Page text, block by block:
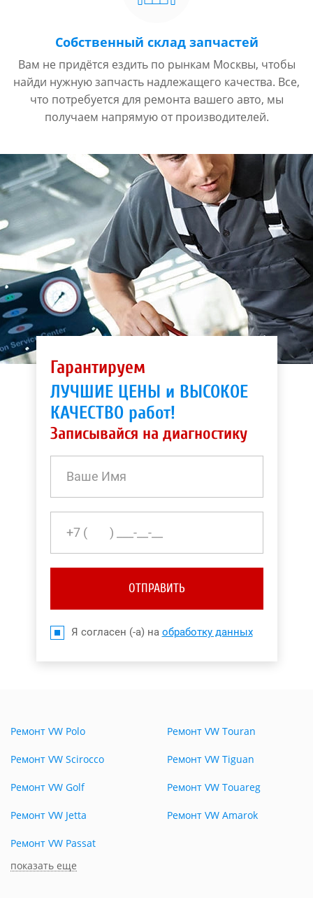
Собственный склад запчастей
Вам не придётся ездить по рынкам Москвы, чтобы
найди нужную запчасть надлежащего качества. Все,
что потребуется для ремонта вашего авто, мы
получаем напрямую от производителей.
Гарантируем
ЛУЧШИЕ ЦЕНЫ и ВЫСОКОЕ
КАЧЕСТВО работ!
Записывайся на диагностику
ОТПРАВИТЬ
Я согласен (-а) на обработку данных
Ремонт VW Polo
Ремонт VW Scirocco
Ремонт VW Golf
Ремонт VW Jetta
Ремонт VW Passat
Ремонт VW Touran
Ремонт VW Tiguan
Ремонт VW Touareg
Ремонт VW Amarok
показать еще